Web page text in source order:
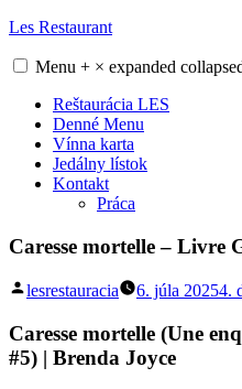
Skip
content
Les Restaurant
Menu + × expanded
Reštaurácia LES
Denné Menu
Vínna karta
Jedálny lístok
Kontakt
Práca
Caresse mortelle – Livre
Posted
lesrestauracia 6. júla 20254.
Caresse mortelle (Une
#5) | Brenda Joyce